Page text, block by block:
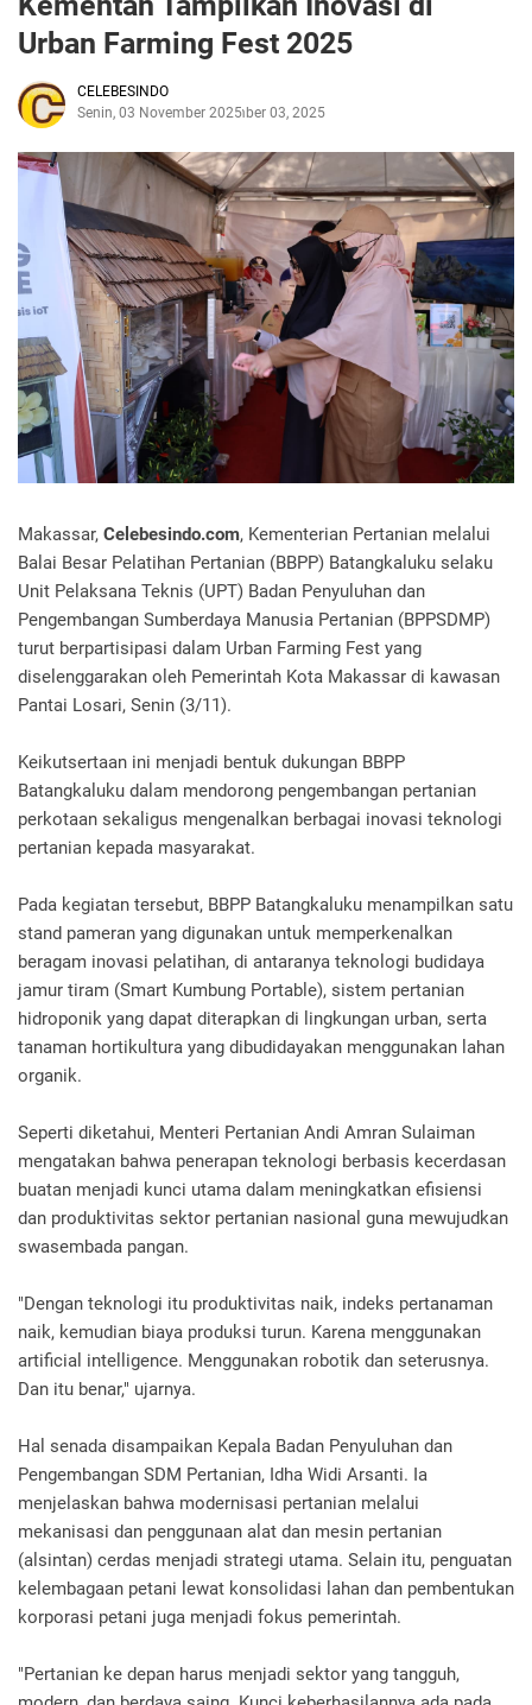
Urban Farming Fest 2025
CELEBESINDO
Senin, 03 November 2025November 03, 2025
Makassar, Celebesindo.com, Kementerian Pertanian melalui
Balai Besar Pelatihan Pertanian (BBPP) Batangkaluku selaku
Unit Pelaksana Teknis (UPT) Badan Penyuluhan dan
Pengembangan Sumberdaya Manusia Pertanian (BPPSDMP)
turut berpartisipasi dalam Urban Farming Fest yang
diselenggarakan oleh Pemerintah Kota Makassar di kawasan
Pantai Losari, Senin (3/11).
Keikutsertaan ini menjadi bentuk dukungan BBPP
Batangkaluku dalam mendorong pengembangan pertanian
perkotaan sekaligus mengenalkan berbagai inovasi teknologi
pertanian kepada masyarakat.
Pada kegiatan tersebut, BBPP Batangkaluku menampilkan satu
stand pameran yang digunakan untuk memperkenalkan
beragam inovasi pelatihan, di antaranya teknologi budidaya
jamur tiram (Smart Kumbung Portable), sistem pertanian
hidroponik yang dapat diterapkan di lingkungan urban, serta
tanaman hortikultura yang dibudidayakan menggunakan lahan
organik.
Seperti diketahui, Menteri Pertanian Andi Amran Sulaiman
mengatakan bahwa penerapan teknologi berbasis kecerdasan
buatan menjadi kunci utama dalam meningkatkan efisiensi
dan produktivitas sektor pertanian nasional guna mewujudkan
swasembada pangan.
"Dengan teknologi itu produktivitas naik, indeks pertanaman
naik, kemudian biaya produksi turun. Karena menggunakan
artificial intelligence. Menggunakan robotik dan seterusnya.
Dan itu benar," ujarnya.
Hal senada disampaikan Kepala Badan Penyuluhan dan
Pengembangan SDM Pertanian, Idha Widi Arsanti. Ia
menjelaskan bahwa modernisasi pertanian melalui
mekanisasi dan penggunaan alat dan mesin pertanian
(alsintan) cerdas menjadi strategi utama. Selain itu, penguatan
kelembagaan petani lewat konsolidasi lahan dan pembentukan
korporasi petani juga menjadi fokus pemerintah.
"Pertanian ke depan harus menjadi sektor yang tangguh,